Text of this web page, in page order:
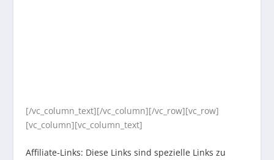
[/vc_column_text][/vc_column][/vc_row][vc_row]
[vc_column][vc_column_text]
Affiliate-Links: Diese Links sind spezielle Links zu